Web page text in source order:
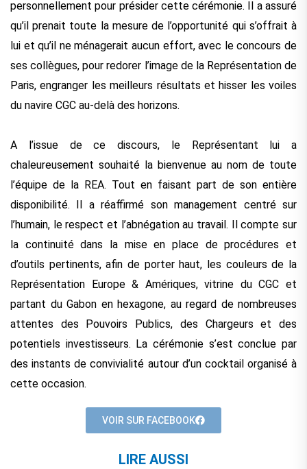
personnellement pour présider cette cérémonie. Il a assuré
qu’il prenait toute la mesure de l’opportunité qui s’offrait à
lui et qu’il ne ménagerait aucun effort, avec le concours de
ses collègues, pour redorer l’image de la Représentation de
Paris, engranger les meilleurs résultats et hisser les voiles
du navire CGC au-delà des horizons.
A l’issue de ce discours, le Représentant lui a
chaleureusement souhaité la bienvenue au nom de toute
l’équipe de la REA. Tout en faisant part de son entière
disponibilité. Il a réaffirmé son management centré sur
l’humain, le respect et l’abnégation au travail. Il compte sur
la continuité dans la mise en place de procédures et
d’outils pertinents, afin de porter haut, les couleurs de la
Représentation Europe & Amériques, vitrine du CGC et
partant du Gabon en hexagone, au regard de nombreuses
attentes des Pouvoirs Publics, des Chargeurs et des
potentiels investisseurs. La cérémonie s’est conclue par
des instants de convivialité autour d’un cocktail organisé à
cette occasion.
VOIR SUR FACEBOOK
LIRE AUSSI